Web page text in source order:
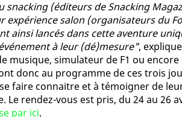
snacking (éditeurs de Snacking
expérience salon (organisateurs du
ainsi lancés dans cette aventure
à leur (dé)mesure",
musique, simulateur de F1 ou
donc au programme de ces trois
faire connaitre et à témoigner de
Le rendez-vous est pris, du 24 au 26
par ici.